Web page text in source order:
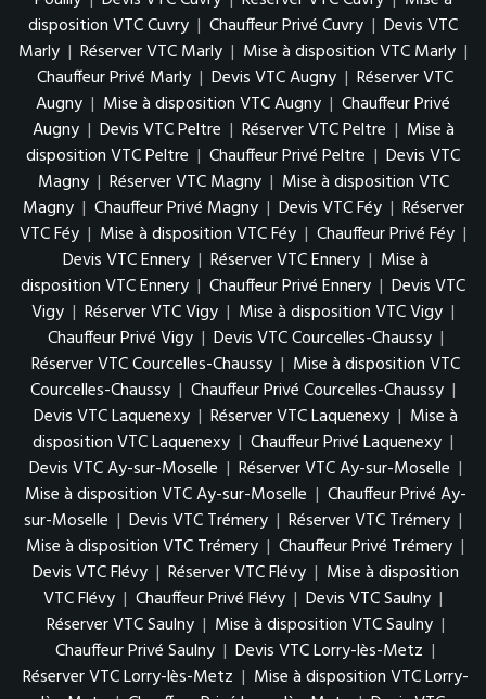
disposition VTC Cuvry | Chauffeur Privé Cuvry | Devis VTC
Marly | Réserver VTC Marly | Mise à disposition VTC Marly |
Chauffeur Privé Marly | Devis VTC Augny | Réserver VTC
Augny | Mise à disposition VTC Augny | Chauffeur Privé
Augny | Devis VTC Peltre | Réserver VTC Peltre | Mise à
disposition VTC Peltre | Chauffeur Privé Peltre | Devis VTC
Magny | Réserver VTC Magny | Mise à disposition VTC
Magny | Chauffeur Privé Magny | Devis VTC Féy | Réserver
VTC Féy | Mise à disposition VTC Féy | Chauffeur Privé Féy |
Devis VTC Ennery | Réserver VTC Ennery | Mise à
disposition VTC Ennery | Chauffeur Privé Ennery | Devis VTC
Vigy | Réserver VTC Vigy | Mise à disposition VTC Vigy |
Chauffeur Privé Vigy | Devis VTC Courcelles-Chaussy |
Réserver VTC Courcelles-Chaussy | Mise à disposition VTC
Courcelles-Chaussy | Chauffeur Privé Courcelles-Chaussy |
Devis VTC Laquenexy | Réserver VTC Laquenexy | Mise à
disposition VTC Laquenexy | Chauffeur Privé Laquenexy |
Devis VTC Ay-sur-Moselle | Réserver VTC Ay-sur-Moselle |
Mise à disposition VTC Ay-sur-Moselle | Chauffeur Privé Ay-
sur-Moselle | Devis VTC Trémery | Réserver VTC Trémery |
Mise à disposition VTC Trémery | Chauffeur Privé Trémery |
Devis VTC Flévy | Réserver VTC Flévy | Mise à disposition
VTC Flévy | Chauffeur Privé Flévy | Devis VTC Saulny |
Réserver VTC Saulny | Mise à disposition VTC Saulny |
Chauffeur Privé Saulny | Devis VTC Lorry-lès-Metz |
Réserver VTC Lorry-lès-Metz | Mise à disposition VTC Lorry-